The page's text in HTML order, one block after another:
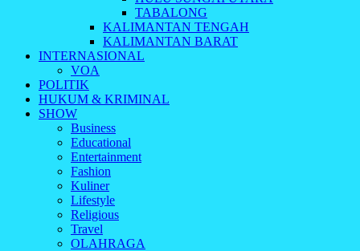
TABALONG
KALIMANTAN TENGAH
KALIMANTAN BARAT
INTERNASIONAL
VOA
POLITIK
HUKUM & KRIMINAL
SHOW
Business
Educational
Entertainment
Fashion
Kuliner
Lifestyle
Religious
Travel
OLAHRAGA